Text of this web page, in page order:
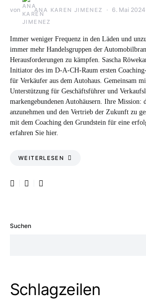
von ANA KAREN JIMENEZ 6. Mai 2024
Immer weniger Frequenz in den Läden und
immer mehr Handelsgruppen der
Herausforderungen zu kämpfen. Sascha
Initiator des im D-A-CH-Raum ersten
für Verkäufer aus dem Autohaus. Gemeinsam
Unterstützung für Geschäftsführer und
markengebundenen Autohäusern. Ihre Mission:
anzunehmen und den Vertrieb der Zukunft zu
mit dem Coaching den Grundstein für eine
erfahren Sie hier.
WEITERLESEN
Suchen
Schlagzeilen